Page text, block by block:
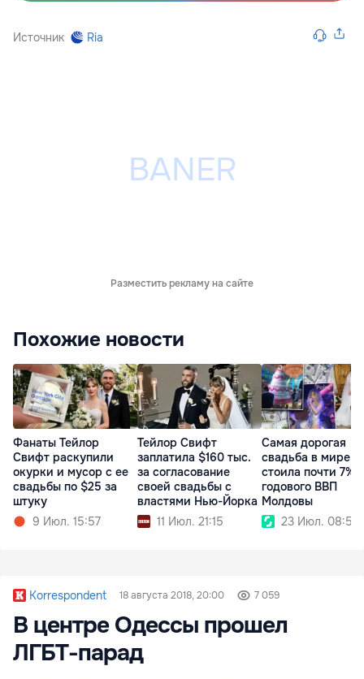
Источник Ria
Разместить рекламу на сайте
Похожие новости
Фанаты Тейлор
Свифт раскупили
окурки и мусор с ее
свадьбы по $25 за
штуку
9 Июл. 15:57
Тейлор Свифт
заплатила $160 тыс.
за согласование
своей свадьбы с
властями Нью-Йорка
11 Июл. 21:15
Самая дорогая
свадьба в мире
стоила почти 7%
годового ВВП
Молдовы
23 Июл. 08:54
Korrespondent 18 августа 2018, 20:00 7 059
В центре Одессы прошел
ЛГБТ-парад